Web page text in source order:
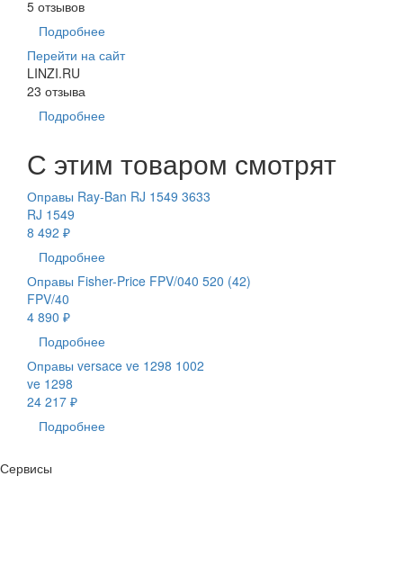
5 отзывов
Подробнее
Перейти на сайт
LINZI.RU
23 отзыва
Подробнее
С этим товаром смотрят
Оправы Ray-Ban RJ 1549 3633
RJ 1549
8 492 ₽
Подробнее
Оправы Fisher-Price FPV/040 520 (42)
FPV/40
4 890 ₽
Подробнее
Оправы versace ve 1298 1002
ve 1298
24 217 ₽
Подробнее
Сервисы